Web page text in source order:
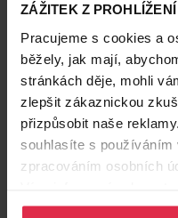
ZÁŽITEK Z
Pracujeme s cookies a
běžely, jak mají,
stránkách děje, mohli
zlepšit zákaznickou
přizpůsobit naše
souhlasíte s
zpracováním osobních
osobních údajů.
Rochova sůl
Speciální směs
koupele a koupele
vodu. Tvoří ji hlavně